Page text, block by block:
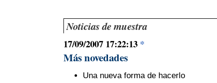
Noticias de muestra
17/09/2007 17:22:13 *
Más novedades
Una nueva forma de hacerlo